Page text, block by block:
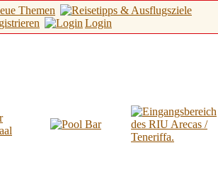
Themen
Login